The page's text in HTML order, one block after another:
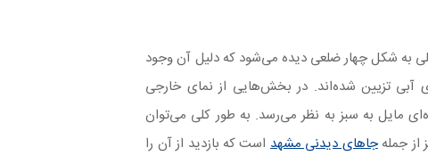
به شکل چهار ضلعی دیده می‌شود که دلیل آن وجود
آبی تزیین شده‌اند. در بخش‌هایی از نمای خارجی
مایل به سبز به نظر می‌رسد. به طور کلی می‌توان
از جملهجاهای دیدنی مشهد است که بازدید از آن را